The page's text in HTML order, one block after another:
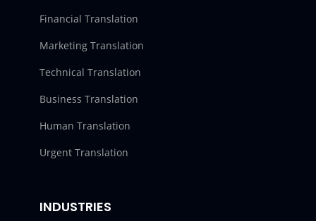
Financial Translation
Marketing Translation
Technical Translation
Business Translation
Human Translation
Urgent Translation
INDUSTRIES